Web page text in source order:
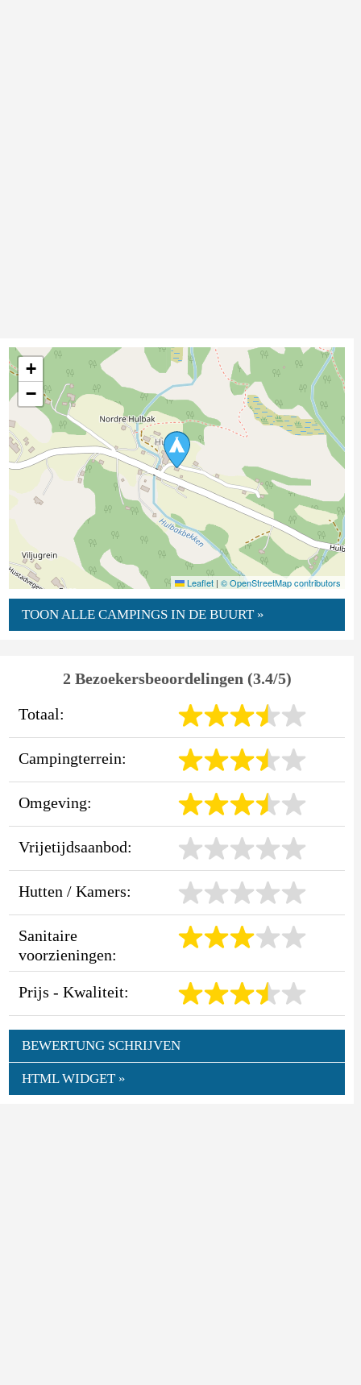
+
−
Leaflet | © OpenStreetMap contributors
TOON ALLE CAMPINGS IN DE BUURT »
2 Bezoekersbeoordelingen (3.4/5)
Totaal:
Campingterrein:
Omgeving:
Vrijetijdsaanbod:
Hutten / Kamers:
Sanitaire
voorzieningen:
Prijs - Kwaliteit:
BEWERTUNG SCHRIJVEN
HTML WIDGET »